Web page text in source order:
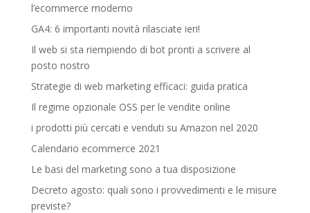
l’ecommerce moderno
GA4: 6 importanti novità rilasciate ieri!
Il web si sta riempiendo di bot pronti a scrivere al
posto nostro
Strategie di web marketing efficaci: guida pratica
Il regime opzionale OSS per le vendite online
i prodotti più cercati e venduti su Amazon nel 2020
Calendario ecommerce 2021
Le basi del marketing sono a tua disposizione
Decreto agosto: quali sono i provvedimenti e le misure
previste?